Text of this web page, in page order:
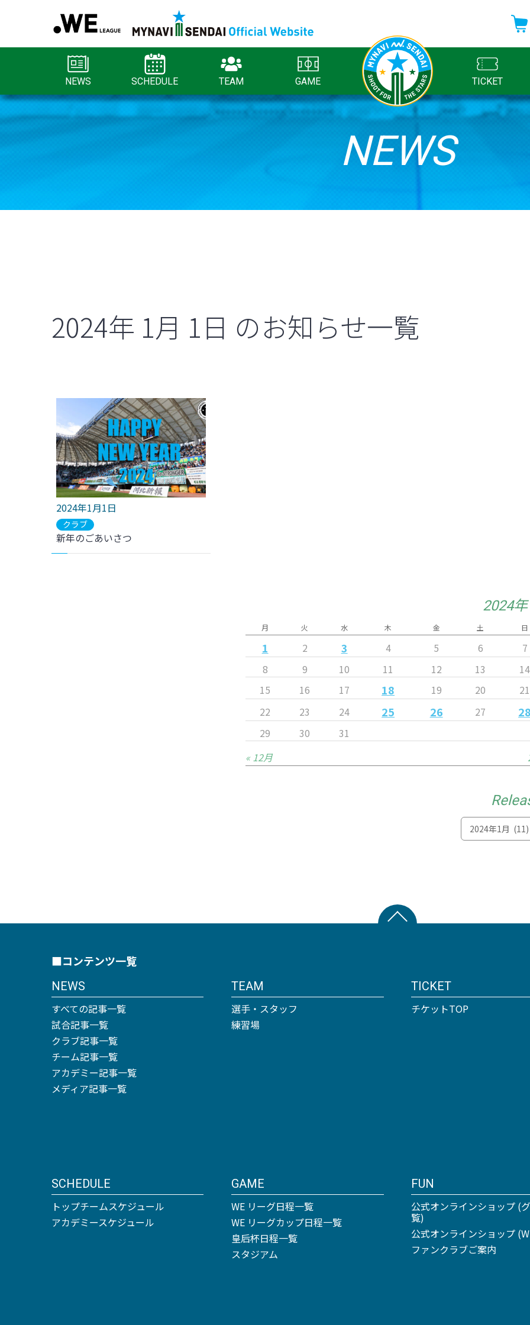
NEWS SCHEDULE TEAM GAME TICKET
NEWS
2024年 1月 1日 のお知らせ一覧
2024年1月1日
クラブ
新年のごあいさつ
2024
月 火 水 木 金 土 日
1 2 3 4 5 6
7
8
9 10 11 12 13
14
15
16 17 18 19 20
21
22
23 24 25 26 27 28
29 30
31
« 12月
■コンテンツ一覧
NEWS
すべての記事一覧
試合記事一覧
クラブ記事一覧
チーム記事一覧
アカデミー記事一覧
メディア記事一覧
SCHEDULE
トップチームスケジュール
アカデミースケジュール
TEAM
選手・スタッフ
練習場
GAME
WE リーグ日程一覧
WE リーグカップ日程一覧
皇后杯日程一覧
スタジアム
TICKET
チケットTOP
FUN
公式オンラインショップ (
覧)
公式オンラインショップ
ファンクラブご案内